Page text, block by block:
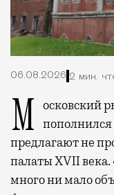
06.08.2026 2 мин.
Московский рынок недвижимости
предлагают не
палаты XVII
много ни мало